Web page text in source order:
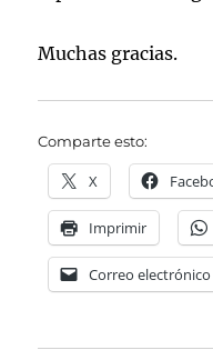
Muchas gracias.
Comparte esto:
X
Imprimir
Correo electrónico